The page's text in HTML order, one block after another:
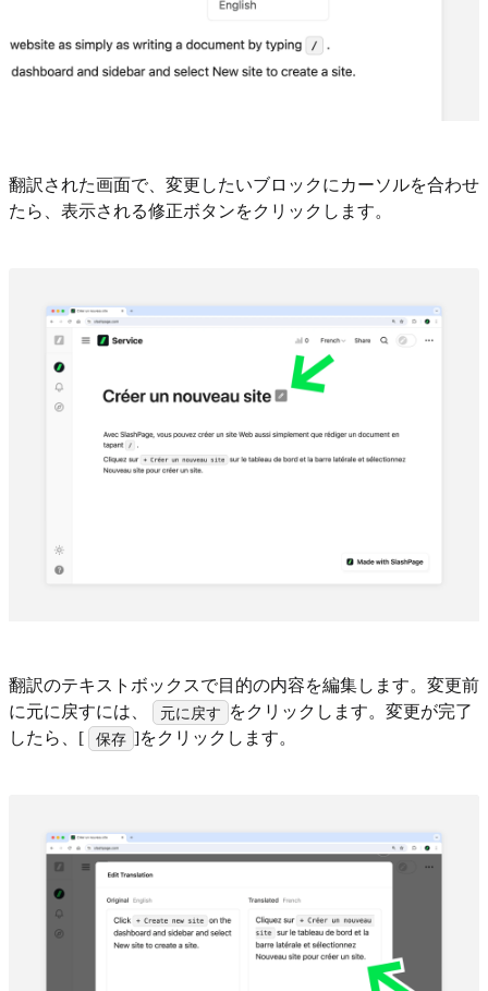
翻訳された画面で、変更したいブロックにカーソルを合わせ
たら、表示される修正ボタンをクリックします。
翻訳のテキストボックスで目的の内容を編集します。変更前
に元に戻すには、
元に戻す
をクリックします。変更が完了
したら、[
保存 ]をクリックします。